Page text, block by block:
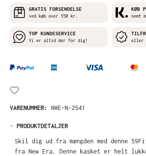
GRATIS FORSENDELSE
ved køb over 550 kr.
KØB
nemt
TOP KUNDESERVICE
Vi er altid der for dig!
eller
VARENUMMER: NWE-N-2541
- PRODUKTDETALJER
Skil dig ud fra mængden med denne
fra New Era. Denne kasket er helt